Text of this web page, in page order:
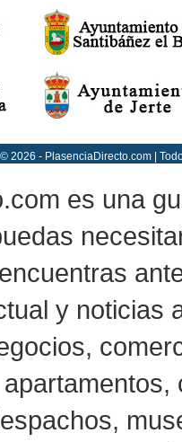
© 2026 - PlasenciaDirecto.com |
es una
y noticias